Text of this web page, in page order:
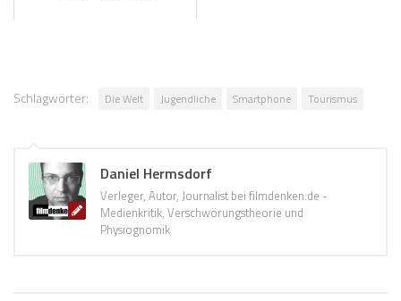
Schlagwörter: Die Welt Jugendliche Smartphone Tourismus
Daniel Hermsdorf
Verleger, Autor, Journalist bei filmdenken.de -
Medienkritik, Verschwörungstheorie und
Physiognomik